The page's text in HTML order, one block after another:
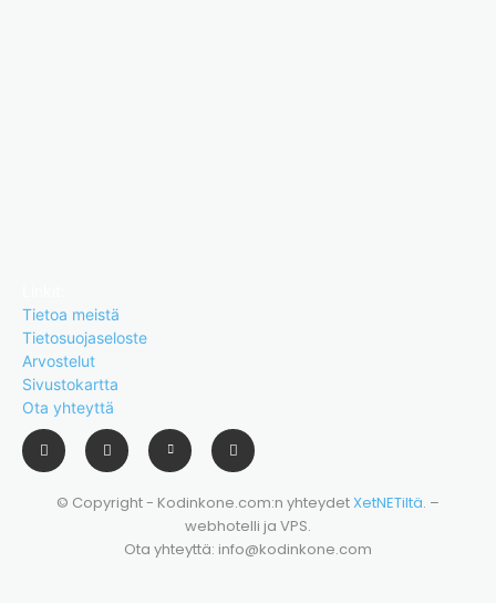
Tietoa meistä
Tietosuojaseloste
Arvostelut
Sivustokartta
Ota yhteyttä
© Copyright - Kodinkone.com:n yhteydetXetNETiltä. –
webhotelli ja VPS.
Ota yhteyttä: info@kodinkone.com